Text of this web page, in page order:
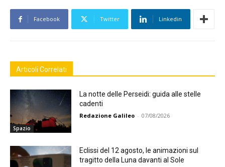
Facebook Twitter Linkedin
Articoli Correlati
Spazio
La notte delle Perseidi: guida alle stelle
cadenti
Redazione Galileo - 07/08/2026
Eclissi del 12 agosto, le animazioni sul
tragitto della Luna davanti al Sole